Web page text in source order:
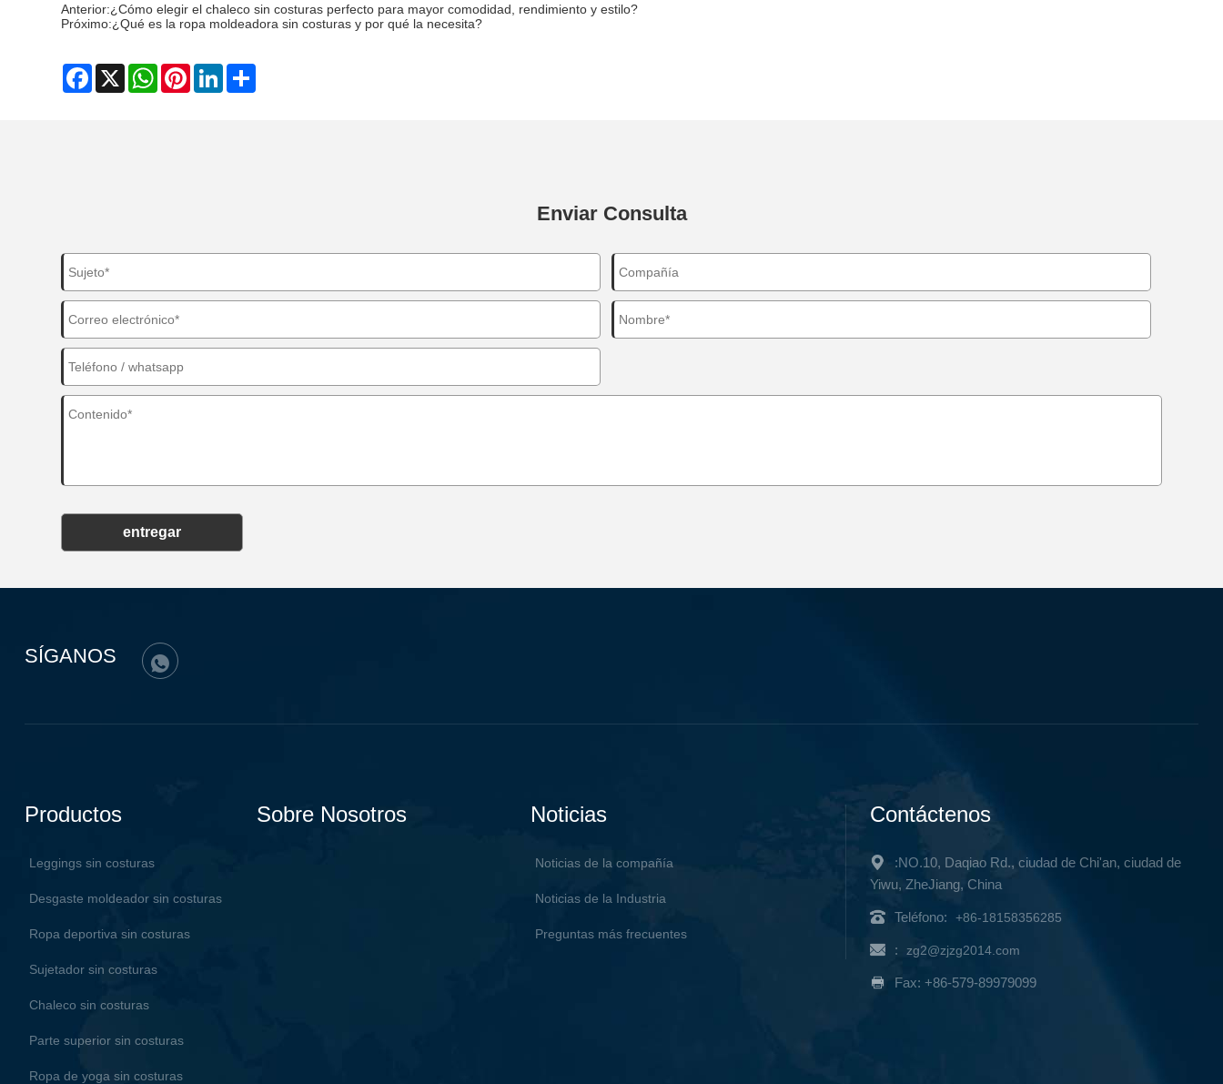
Anterior:¿Cómo elegir el chaleco sin costuras perfecto para mayor comodidad, rendimiento y estilo?
Próximo:¿Qué es la ropa moldeadora sin costuras y por qué la necesita?
Facebook
X WhatsAppPinterestLinkedIn
Enviar Consulta
entregar
SÍGANOS
Productos
Leggings sin costuras
Desgaste moldeador sin costuras
Ropa deportiva sin costuras
Sujetador sin costuras
Chaleco sin costuras
Parte superior sin costuras
Ropa de yoga sin costuras
Sobre Nosotros Noticias
Noticias de la compañía
Noticias de la Industria
Preguntas más frecuentes
Contáctenos
:NO.10, Daqiao Rd., ciudad de Chi'an, ciudad de
Yiwu, ZheJiang, China
Teléfono: +86-18158356285
: zg2@zjzg2014.com
Fax: +86-579-89979099